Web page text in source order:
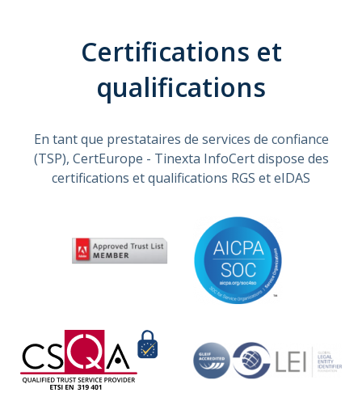
Certifications et
qualifications
En tant que prestataires de services de confiance
(TSP), CertEurope - Tinexta InfoCert dispose des
certifications et qualifications RGS et eIDAS